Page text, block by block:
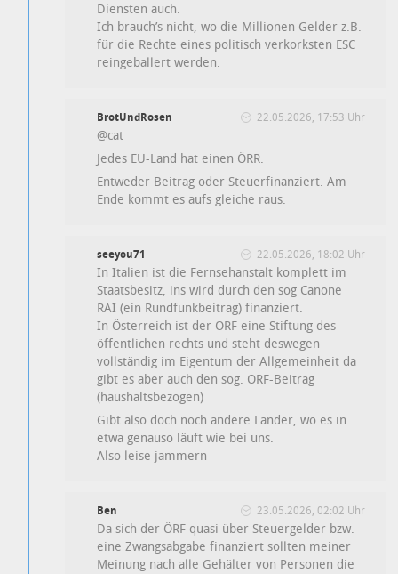
Diensten auch.
Ich brauch’s nicht, wo die Millionen Gelder z.B.
für die Rechte eines politisch verkorksten ESC
reingeballert werden.
BrotUndRosen 22.05.2026, 17:53 Uhr
@cat
Jedes EU-Land hat einen ÖRR.
Entweder Beitrag oder Steuerfinanziert. Am
Ende kommt es aufs gleiche raus.
seeyou71 22.05.2026, 18:02 Uhr
In Italien ist die Fernsehanstalt komplett im
Staatsbesitz, ins wird durch den sog Canone
RAI (ein Rundfunkbeitrag) finanziert.
In Österreich ist der ORF eine Stiftung des
öffentlichen rechts und steht deswegen
vollständig im Eigentum der Allgemeinheit da
gibt es aber auch den sog. ORF-Beitrag
(haushaltsbezogen)
Gibt also doch noch andere Länder, wo es in
etwa genauso läuft wie bei uns.
Also leise jammern
Ben 23.05.2026, 02:02 Uhr
Da sich der ÖRF quasi über Steuergelder bzw.
eine Zwangsabgabe finanziert sollten meiner
Meinung nach alle Gehälter von Personen die